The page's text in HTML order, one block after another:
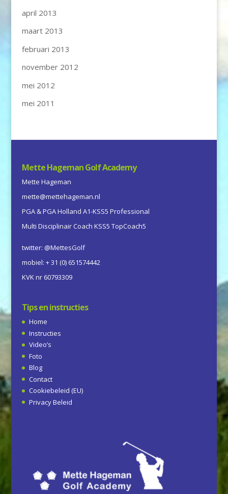
april 2013
maart 2013
februari 2013
november 2012
mei 2012
mei 2011
Mette Hageman Golf Academy
Mette Hageman
mette@mettehageman.nl
PGA & PGA Holland A1-KSS5 Professional
Multi Disciplinair Coach KSS5 TopCoach5
twitter: @MettesGolf
mobiel: + 31 (0) 651574442
KVK nr 60793309
Tips en instructies
Home
Instructies
Video’s
Foto
Blog
Contact
Cookiebeleid (EU)
Privacy Beleid